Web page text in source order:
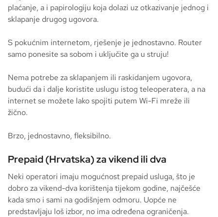
plaćanje, a i papirologiju koja dolazi uz otkazivanje jednog i
sklapanje drugog ugovora.
S pokućnim internetom, rješenje je jednostavno. Router
samo ponesite sa sobom i uključite ga u struju!
Nema potrebe za sklapanjem ili raskidanjem ugovora,
budući da i dalje koristite uslugu istog teleoperatera, a na
internet se možete lako spojiti putem Wi-Fi mreže ili
žično.
Brzo, jednostavno, fleksibilno.
Prepaid (Hrvatska) za vikend ili dva
Neki operatori imaju mogućnost prepaid usluga, što je
dobro za vikend-dva korištenja tijekom godine, najčešće
kada smo i sami na godišnjem odmoru. Uopće ne
predstavljaju loš izbor, no ima određena ograničenja.